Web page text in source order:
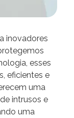
inovadores
esses
eficientes e
uma
intrusos e
uma